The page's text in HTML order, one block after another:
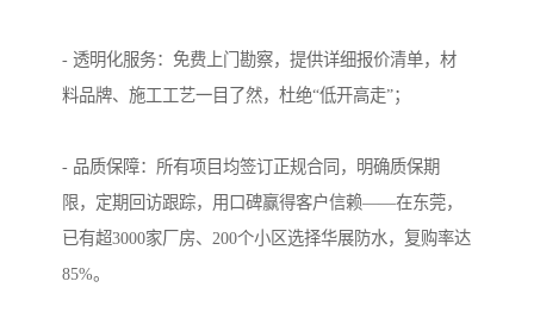
- 透明化服务：免费上门勘察，提供详细报价清单，材
料品牌、施工工艺一目了然，杜绝“低开高走”；
- 品质保障：所有项目均签订正规合同，明确质保期
限，定期回访跟踪，用口碑赢得客户信赖——在东莞，
已有超3000家厂房、200个小区选择华展防水，复购率达
85%。